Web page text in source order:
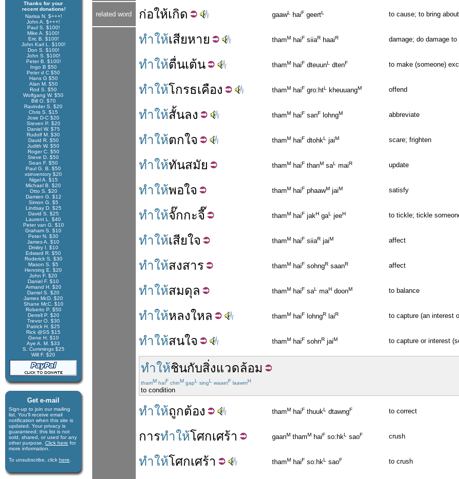
Thanks for your
recent donations!
Narisa N. $+++!
John A. $+++!
Paul S. $100!
Mike A. $100!
Eric B. $100!
John Karl L. $100!
Don S. $100!
John S. $100!
Peter B. $100!
Ingo B $50
Peter d C $50
Hans G $50
Alan M. $50
Rod S. $50
Wolfgang W. $50
Bill O. $70
Ravinder S. $20
Chris S. $15
Jose D-C $20
Steven P. $20
Daniel W. $75
Rudolf M. $30
David R. $50
Judith W. $50
Roger C. $50
Steve D. $50
Sean F. $50
Paul G. B. $50
xsinventory $20
Nigel A. $15
Michael B. $20
Otto S. $20
Damien G. $12
Simon G. $5
Lindsay D. $25
David S. $25
Laurent L. $40
Peter van G. $10
Graham S. $10
Peter N. $30
James A. $10
Dmitry I. $10
Edward R. $50
Roderick S. $30
Mason S. $5
Henning E. $20
John F. $20
Daniel F. $10
Armand H. $20
Daniel S. $20
James McD. $20
Shane McC. $10
Roberto P. $50
Derrell P. $20
Trevor O. $30
Patrick H. $25
Rick @SS $15
Gene H. $10
Aye A. M. $33
S. Cummings $25
Will F. $20
Get e-mail
Sign-up to join our mail­ing
list. You'll receive e­mail
notification when this site is
updated. Your privacy is
guaran­teed; this list is not
sold, shared, or used for any
other purpose. Click here for
more infor­mation.
To unsubscribe, click here
related word ก่อให้เกิด gaawL haiF geertL to cause; to bring
ทำให้เสียหาย thamM haiF siiaR haaiR damage; do damage to
ทำให้ตื่นเต้น thamM haiF dteuunL dtenF to make (someone)
ทำให้โกรธเคือง thamM haiF gro:htL kheuuangM offend
ทำให้สั้นลง thamM haiF sanF lohngM abbreviate
ทำให้ตกใจ thamM haiF dtohkL jaiM scare; frighten
ทำให้ทันสมัย thamM haiF thanM saL maiR update
ทำให้พอใจ thamM haiF phaawM jaiM satisfy
ทำให้จั๊กกะจี๊ thamM haiF jakH gaL jeeH to tickle; tickle
ทำให้เสียใจ thamM haiF siiaR jaiM affect
ทำให้สงสาร thamM haiF sohngR saanR affect
ทำให้สมดุล thamM haiF saL maH doonM to balance
ทำให้หลงใหล thamM haiF lohngR laiR to capture (an interest
ทำให้สนใจ thamM haiF sohnR jaiM to capture or interest
ทำให้ชินกับสิ่งแวดล้อม
thamM haiF chinM gapL singL waaetF laawmH
to condition
ทำให้ถูกต้อง thamM haiF thuukL dtawngF to correct
การทำให้โศกเศร้า gaanM thamM haiF so:hkL saoF crush
ทำให้โศกเศร้า thamM haiF so:hkL saoF to crush